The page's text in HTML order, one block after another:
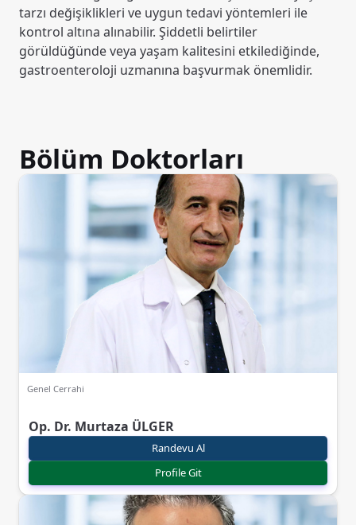
tarzı değişiklikleri ve uygun tedavi yöntemleri ile
kontrol altına alınabilir. Şiddetli belirtiler
görüldüğünde veya yaşam kalitesini etkilediğinde,
gastroenteroloji uzmanına başvurmak önemlidir.
Bölüm Doktorları
Genel Cerrahi
Op. Dr. Murtaza ÜLGER
Randevu Al
Profile Git